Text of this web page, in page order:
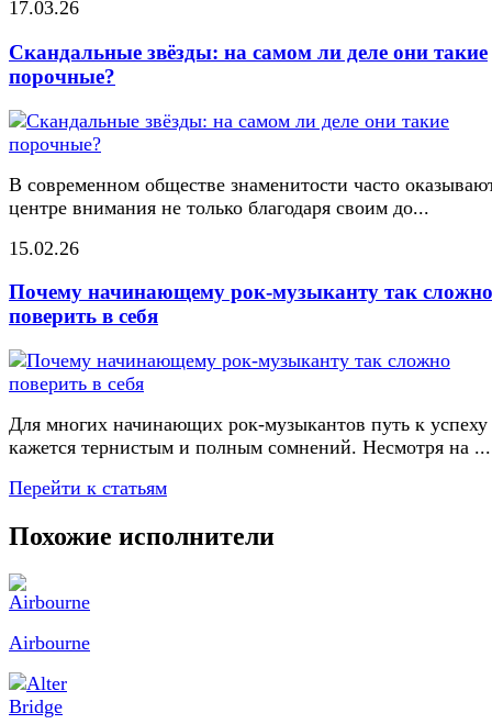
17.03.26
Скандальные звёзды: на самом ли деле они такие
порочные?
В современном обществе знаменитости часто
центре внимания не только благодаря своим до...
15.02.26
Почему начинающему рок-музыканту так сложно
поверить в себя
Для многих начинающих рок-музыкантов путь к успеху
кажется тернистым и полным сомнений. Несмотря на ...
Перейти к статьям
Похожие исполнители
Airbourne